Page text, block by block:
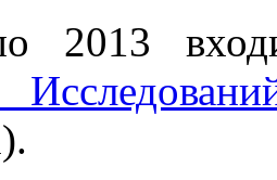
2013